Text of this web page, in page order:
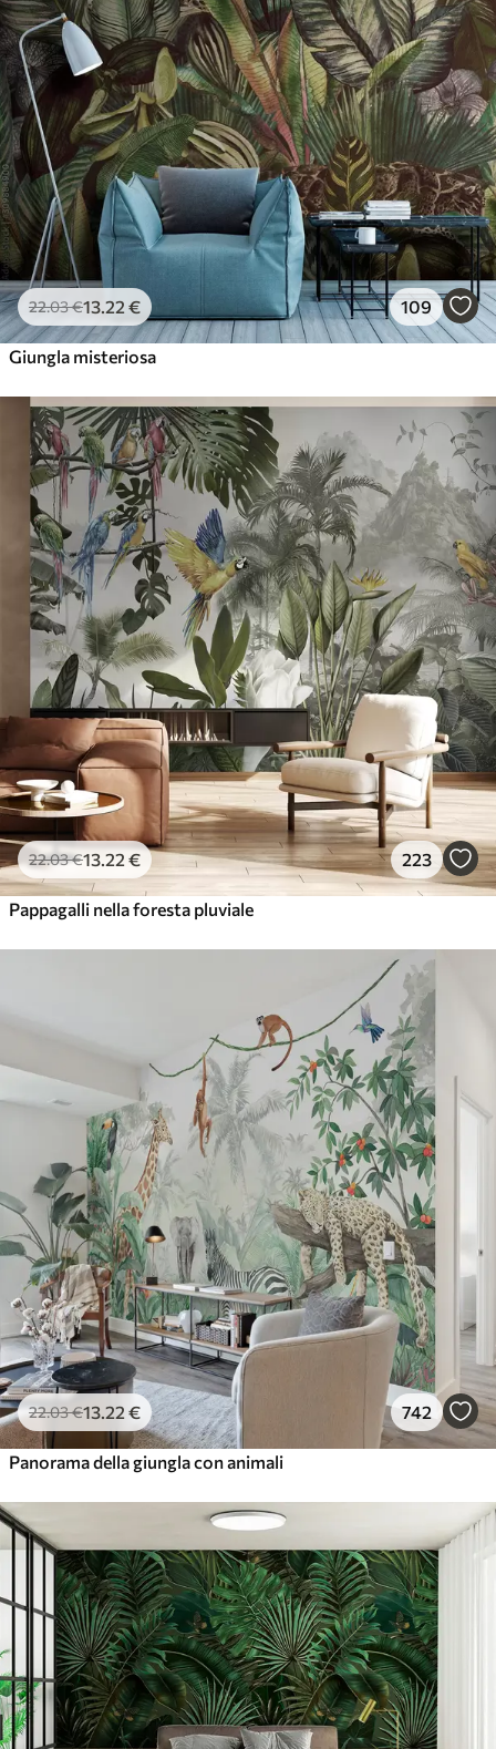
22.03€13 .22 € 109
Giungla misteriosa
22.03€13 .22 € 223
Pappagalli nella foresta pluviale
22.03€13 .22 € 742
Panorama della giungla con animali